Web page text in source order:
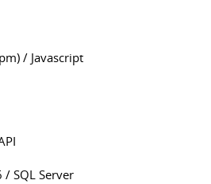
/ Javascript
SQL Server